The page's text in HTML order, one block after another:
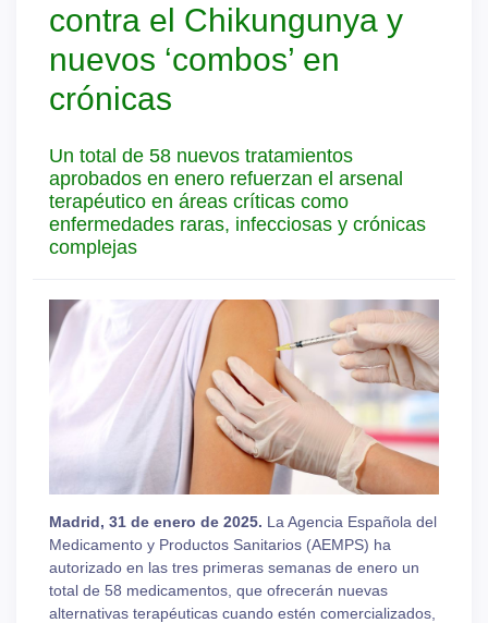
contra el Chikungunya y
nuevos ‘combos’ en
crónicas
Un total de 58 nuevos tratamientos
aprobados en enero refuerzan el arsenal
terapéutico en áreas críticas como
enfermedades raras, infecciosas y crónicas
complejas
Madrid, 31 de enero de 2025. La Agencia Española del
Medicamento y Productos Sanitarios (AEMPS) ha
autorizado en las tres primeras semanas de enero un
total de 58 medicamentos, que ofrecerán nuevas
alternativas terapéuticas cuando estén comercializados,